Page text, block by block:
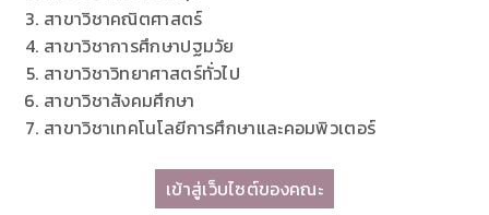
สาขาวิชาคณิตศาสตร์
สาขาวิชาการศึกษาปฐมวัย
สาขาวิชาวิทยาศาสตร์ทั่วไป
สาขาวิชาสังคมศึกษา
สาขาวิชาเทคโนโลยีการศึกษาและคอมพิวเตอร์
เข้าสู่เว็บไซต์ของคณะ